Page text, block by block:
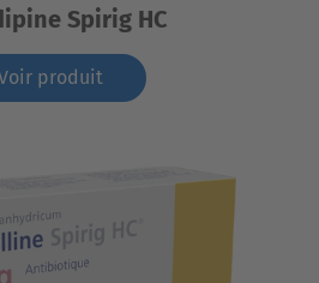
Spirig HC
produit